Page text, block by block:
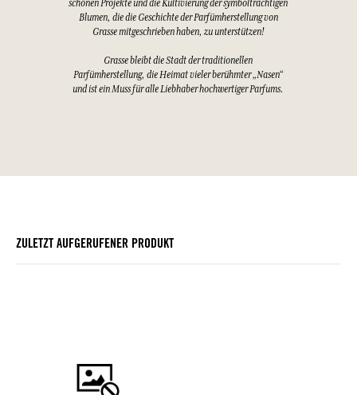
schönen Projekte und die Kultivierung der symbolträchtigen
Blumen, die die Geschichte der Parfümherstellung von
Grasse mitgeschrieben haben, zu unterstützen!
Grasse bleibt die Stadt der traditionellen
Parfümherstellung, die Heimat vieler berühmter „Nasen“
und ist ein Muss für alle Liebhaber hochwertiger Parfums.
ZULETZT AUFGERUFENER PRODUKT